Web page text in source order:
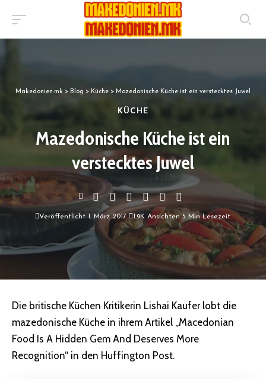
Makedonien.mk > Blog > Küche > Mazedonische Küche ist ein verstecktes Juwel
KÜCHE
Mazedonische Küche ist ein
verstecktes Juwel
Veröffentlicht 1. März 2017 1.9K Ansichten 5 Min Lesezeit
Die britische Küchen Kritikerin Lishai Kaufer lobt die
mazedonische Küche in ihrem Artikel „Macedonian
Food Is A Hidden Gem And Deserves More
Recognition“ in den Huffington Post.